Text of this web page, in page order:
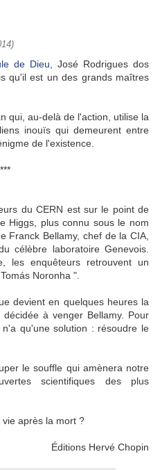
de Dieu , José Rodrigues dos
qu'il est un des grands maîtres
qui, au-delà de l'action, utilise la
inouïs qui demeurent entre
de l'existence.
***
du CERN est sur le point de
Higgs, plus connu sous le nom
Franck Bellamy, chef de la CIA,
célèbre laboratoire Genevois.
les enquêteurs retrouvent un
Noronha ".
devient en quelques heures la
à venger Bellamy. Pour
qu'une solution : résoudre le
le souffle qui amènera notre
scientifiques des plus
après la mort ?
Éditions Hervé Chopin